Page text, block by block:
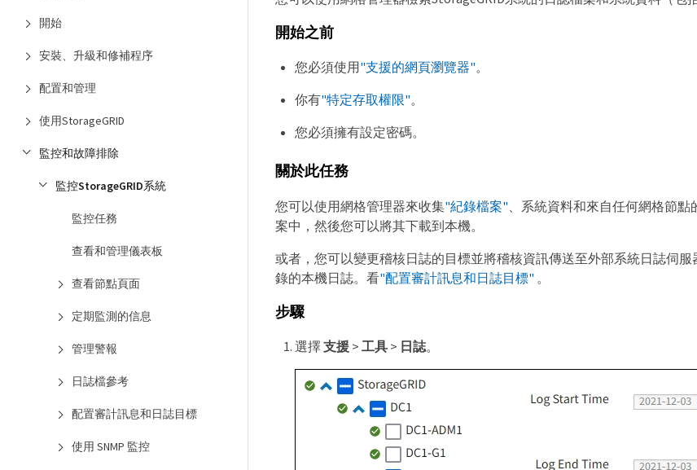
開始
安裝、升級和修補程序
配置和管理
使用StorageGRID
監控和故障排除
監控StorageGRID系統
監控任務
查看和管理儀表板
查看節點頁面
定期監測的信息
管理警報
日誌檔參考
配置審計訊息和日誌目標
使用 SNMP 監控
開始之前
您必須使用"支援的網頁瀏覽器"。
你有"特定存取權限"。
您必須擁有設定密碼。
關於此任務
您可以使用網格管理器來收集"紀錄檔案"、系統資料和來自任何網格節
案中，然後您可以將其下載到本機。
或者，您可以變更稽核日誌的目標並將稽核資訊傳送至外部系統日誌伺
錄的本機日誌。看"配置審計訊息和日誌目標" 。
步驟
選擇支援> 工具> 日誌。